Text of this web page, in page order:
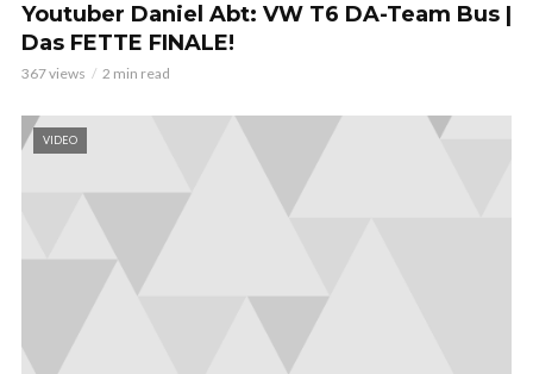
Youtuber Daniel Abt: VW T6 DA-Team Bus |
Das FETTE FINALE!
367 views 2 min read
VIDEO